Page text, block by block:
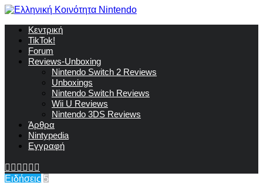
Κεντρική
TikTok!
Forum
Reviews-Unboxing
Nintendo Switch 2 Reviews
Unboxings
Nintendo Switch Reviews
Wii U Reviews
Nintendo 3DS Reviews
Άρθρα
Nintypedia
Εγγραφή
Ειδήσεις 5